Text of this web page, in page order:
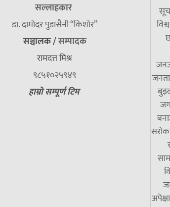
सल्लाहकार
डा. दामाेदर पुडासैनी “किशाेर”
सञ्चालक /सम्पादक
रामदत्त मिश्र
९८५१०२५९४९
हाम्रो सम्पूर्ण टिम